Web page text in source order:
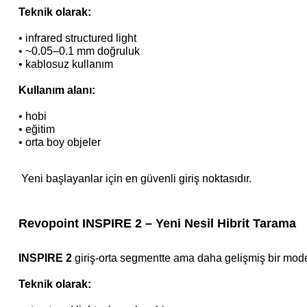
Teknik olarak:
• infrared structured light
• ~0.05–0.1 mm doğruluk
• kablosuz kullanım
Kullanım alanı:
• hobi
• eğitim
• orta boy objeler
Yeni başlayanlar için en güvenli giriş noktasıdır.
Revopoint INSPIRE 2 – Yeni Nesil Hibrit Tarama
INSPIRE 2 giriş-orta segmentte ama daha gelişmiş bir
Teknik olarak: